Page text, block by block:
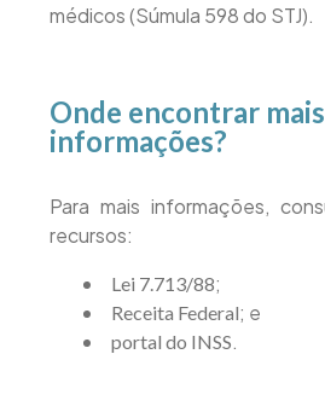
médicos (Súmula 598 do STJ).
Onde encontrar mais
informações?
Para mais informações,
recursos:
Lei 7.713/88;
Receita Federal; e
portal do INSS.